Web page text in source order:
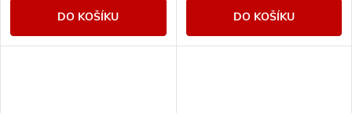
DO KOŠÍKU DO KOŠÍKU